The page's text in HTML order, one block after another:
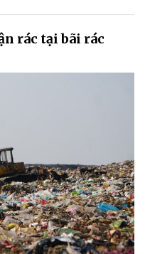
rác tại bãi rác